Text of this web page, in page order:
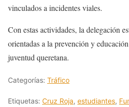
vinculados a incidentes viales.
Con estas actividades, la delegación
orientadas a la prevención y
juventud queretana.
Categorías: Tráfico
Etiquetas: Cruz Roja, estudiantes,